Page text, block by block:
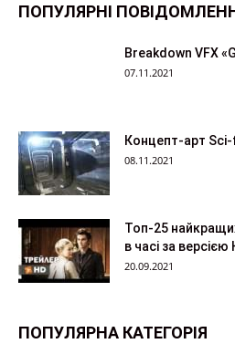
ПОПУЛЯРНІ
Breakdown VFX
07.11.2021
Концепт-арт
08.11.2021
Топ-25
в часі за
20.09.2021
ПОПУЛЯРНА КАТЕГОРІЯ